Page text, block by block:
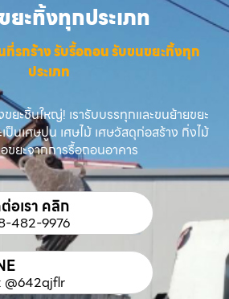
ยะทิ้งทุกประเภท
ที่รกร้าง รับรื้อถอน รับขนขยะทิ้งทุก
ประเภท
ยะชิ้นใหญ่! เรารับบรรทุกและขนย้ายขยะ
ป็นเศษปูน เศษไม้ เศษวัสดุก่อสร้าง กิ่งไม้
ขยะจากการรื้อถอนอาคาร
อเรา คลิก
482-9976
@642qjflr